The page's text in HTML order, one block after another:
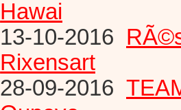
Hawai
13-10-2016
Rixensart
28-09-2016